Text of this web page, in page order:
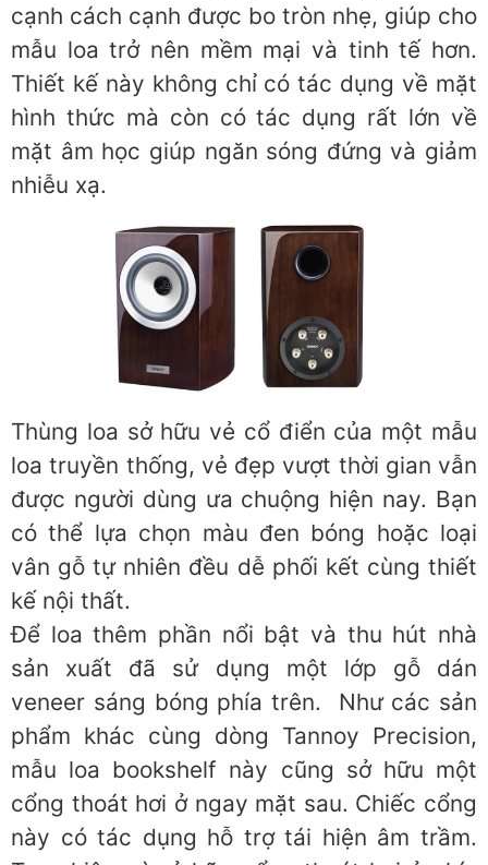
cạnh cách cạnh được bo tròn nhẹ, giúp cho
mẫu loa trở nên mềm mại và tinh tế hơn.
Thiết kế này không chỉ có tác dụng về mặt
hình thức mà còn có tác dụng rất lớn về
mặt âm học giúp ngăn sóng đứng và giảm
nhiễu xạ.
Thùng loa sở hữu vẻ cổ điển của một mẫu
loa truyền thống, vẻ đẹp vượt thời gian vẫn
được người dùng ưa chuộng hiện nay. Bạn
có thể lựa chọn màu đen bóng hoặc loại
vân gỗ tự nhiên đều dễ phối kết cùng thiết
kế nội thất.
Để loa thêm phần nổi bật và thu hút nhà
sản xuất đã sử dụng một lớp gỗ dán
veneer sáng bóng phía trên. Như các sản
phẩm khác cùng dòng Tannoy Precision,
mẫu loa bookshelf này cũng sở hữu một
cổng thoát hơi ở ngay mặt sau. Chiếc cổng
này có tác dụng hỗ trợ tái hiện âm trầm.